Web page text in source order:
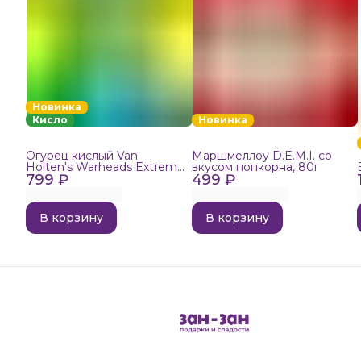
Новинка
Кисло
799 ₽
Огурец кислый Van
Holten's Warheads Extreme
Sour, 140г
В корзину
Новинка
499 ₽
Маршмеллоу D.E.M.I. со
вкусом попкорна, 80г
В корзину